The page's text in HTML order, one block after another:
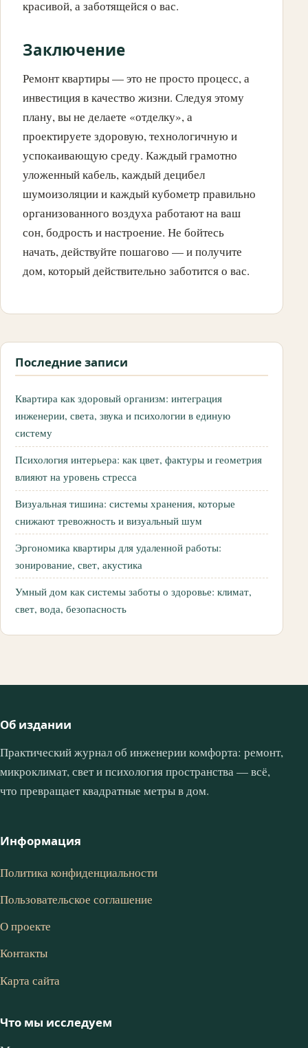
красивой, а заботящейся о вас.
Заключение
Ремонт квартиры — это не просто процесс, а
инвестиция в качество жизни. Следуя этому
плану, вы не делаете «отделку», а
проектируете здоровую, технологичную и
успокаивающую среду. Каждый грамотно
уложенный кабель, каждый децибел
шумоизоляции и каждый кубометр правильно
организованного воздуха работают на ваш
сон, бодрость и настроение. Не бойтесь
начать, действуйте пошагово — и получите
дом, который действительно заботится о вас.
Последние записи
Квартира как здоровый организм: интеграция
инженерии, света, звука и психологии в единую
систему
Психология интерьера: как цвет, фактуры и геометрия
влияют на уровень стресса
Визуальная тишина: системы хранения, которые
снижают тревожность и визуальный шум
Эргономика квартиры для удаленной работы:
зонирование, свет, акустика
Умный дом как системы заботы о здоровье: климат,
свет, вода, безопасность
Об издании
Практический журнал об инженерии комфорта: ремонт,
микроклимат, свет и психология пространства — всё,
что превращает квадратные метры в дом.
Информация
Политика конфиденциальности
Пользовательское соглашение
О проекте
Контакты
Карта сайта
Что мы исследуем